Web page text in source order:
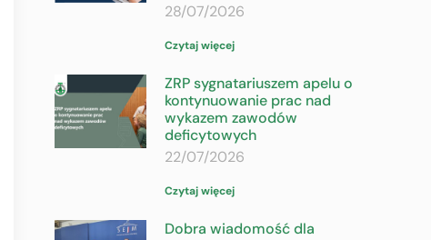
28/07/2026
Czytaj więcej
ZRP sygnatariuszem apelu o
kontynuowanie prac nad
wykazem zawodów
deficytowych
22/07/2026
Czytaj więcej
Dobra wiadomość dla